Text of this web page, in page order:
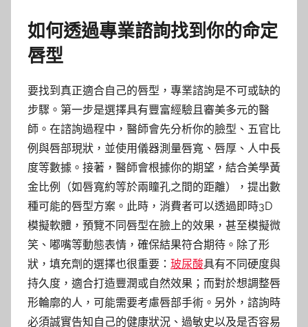
如何透過專業諮詢找到你的命定
唇型
要找到真正適合自己的唇型，專業諮詢是不可或缺的
步驟。第一步是選擇具有豐富經驗且審美多元的醫
師。在諮詢過程中，醫師會先分析你的臉型、五官比
例與唇部現狀，並使用儀器測量唇寬、唇厚、人中長
度等數據。接著，醫師會根據你的期望，結合美學黃
金比例（如唇寬約等於兩瞳孔之間的距離），提出數
種可能的唇型方案。此時，消費者可以透過即時3D
模擬軟體，預覽不同唇型在臉上的效果，甚至模擬微
笑、嘟嘴等動態表情，確保結果符合期待。除了形
狀，填充劑的選擇也很重要： 玻尿酸具有不同硬度與
持久度，適合打造豐潤或自然效果；而對於想調整唇
形輪廓的人，可能需要考慮唇部手術。另外，諮詢時
必須誠實告知自己的健康狀況、過敏史以及是否容易